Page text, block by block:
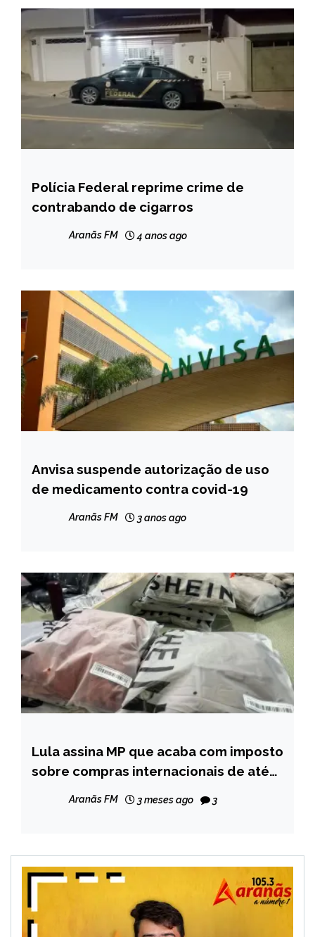
BRASIL
NOTÍCIAS
Polícia Federal reprime crime de
contrabando de cigarros
Aranãs FM 4 anos ago
BRASIL
NOTÍCIAS
Anvisa suspende autorização de uso
de medicamento contra covid-19
Aranãs FM 3 anos ago
BRASIL
NOTÍCIAS
Lula assina MP que acaba com imposto
sobre compras internacionais de até
Aranãs FM 3 meses ago 3